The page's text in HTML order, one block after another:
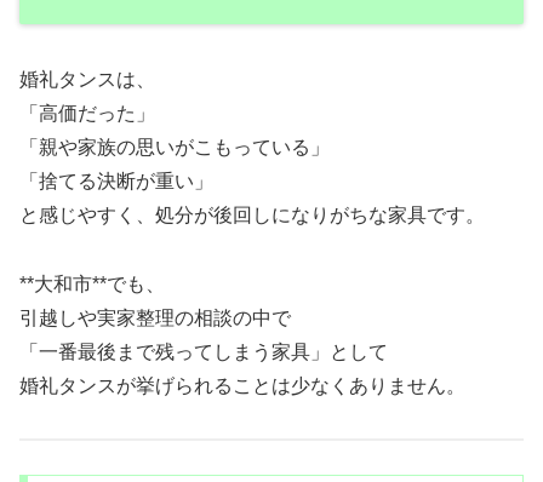
婚礼タンスは、
「高価だった」
「親や家族の思いがこもっている」
「捨てる決断が重い」
と感じやすく、処分が後回しになりがちな家具です。
**大和市**でも、
引越しや実家整理の相談の中で
「一番最後まで残ってしまう家具」として
婚礼タンスが挙げられることは少なくありません。